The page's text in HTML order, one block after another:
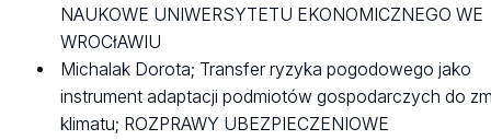
NAUKOWE UNIWERSYTETU EKONOMICZNEGO WE
WROCłAWIU
Michalak Dorota; Transfer ryzyka pogodowego jako
instrument adaptacji podmiotów gospodarczych do
klimatu; ROZPRAWY UBEZPIECZENIOWE